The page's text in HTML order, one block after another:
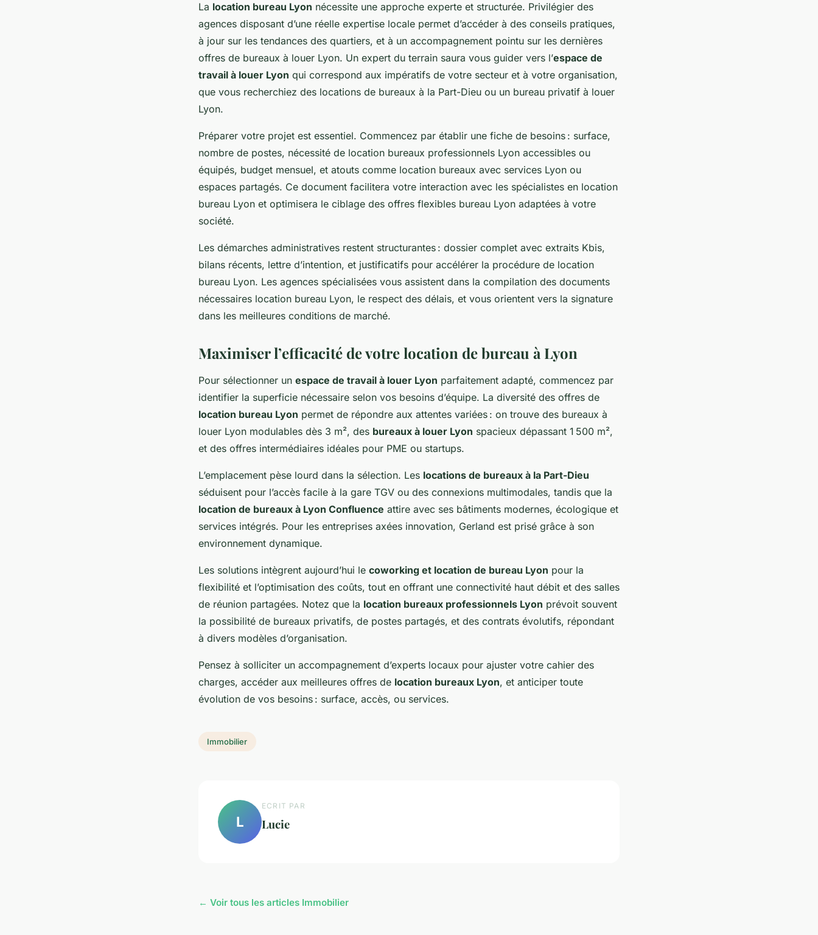
La location bureau Lyon nécessite une approche experte et structurée. Privilégier des
agences disposant d’une réelle expertise locale permet d’accéder à des conseils pratiques,
à jour sur les tendances des quartiers, et à un accompagnement pointu sur les dernières
offres de bureaux à louer Lyon. Un expert du terrain saura vous guider vers l’espace de
travail à louer Lyon qui correspond aux impératifs de votre secteur et à votre organisation,
que vous recherchiez des locations de bureaux à la Part-Dieu ou un bureau privatif à louer
Lyon.
Préparer votre projet est essentiel. Commencez par établir une fiche de besoins : surface,
nombre de postes, nécessité de location bureaux professionnels Lyon accessibles ou
équipés, budget mensuel, et atouts comme location bureaux avec services Lyon ou
espaces partagés. Ce document facilitera votre interaction avec les spécialistes en location
bureau Lyon et optimisera le ciblage des offres flexibles bureau Lyon adaptées à votre
société.
Les démarches administratives restent structurantes : dossier complet avec extraits Kbis,
bilans récents, lettre d’intention, et justificatifs pour accélérer la procédure de location
bureau Lyon. Les agences spécialisées vous assistent dans la compilation des documents
nécessaires location bureau Lyon, le respect des délais, et vous orientent vers la signature
dans les meilleures conditions de marché.
Maximiser l’efficacité de votre location de bureau à Lyon
Pour sélectionner un espace de travail à louer Lyon parfaitement adapté, commencez par
identifier la superficie nécessaire selon vos besoins d’équipe. La diversité des offres de
location bureau Lyon permet de répondre aux attentes variées : on trouve des bureaux à
louer Lyon modulables dès 3 m², des bureaux à louer Lyon spacieux dépassant 1 500 m²,
et des offres intermédiaires idéales pour PME ou startups.
L’emplacement pèse lourd dans la sélection. Les locations de bureaux à la Part-Dieu
séduisent pour l’accès facile à la gare TGV ou des connexions multimodales, tandis que la
location de bureaux à Lyon Confluence attire avec ses bâtiments modernes, écologique et
services intégrés. Pour les entreprises axées innovation, Gerland est prisé grâce à son
environnement dynamique.
Les solutions intègrent aujourd’hui le coworking et location de bureau Lyon pour la
flexibilité et l’optimisation des coûts, tout en offrant une connectivité haut débit et des salles
de réunion partagées. Notez que la location bureaux professionnels Lyon prévoit souvent
la possibilité de bureaux privatifs, de postes partagés, et des contrats évolutifs, répondant
à divers modèles d’organisation.
Pensez à solliciter un accompagnement d’experts locaux pour ajuster votre cahier des
charges, accéder aux meilleures offres de location bureaux Lyon, et anticiper toute
évolution de vos besoins : surface, accès, ou services.
Immobilier
L
ECRIT PAR
Lucie
← Voir tous les articles Immobilier